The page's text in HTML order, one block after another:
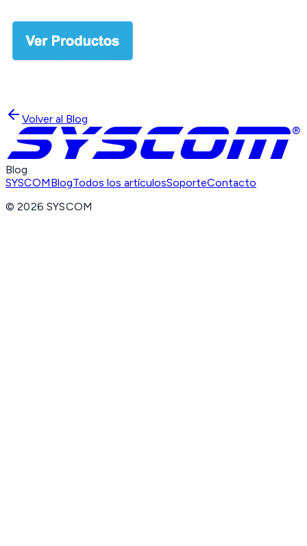
Volver al Blog
Blog
SYSCOMBlogTodos los artículosSoporteContacto
©2026 SYSCOM